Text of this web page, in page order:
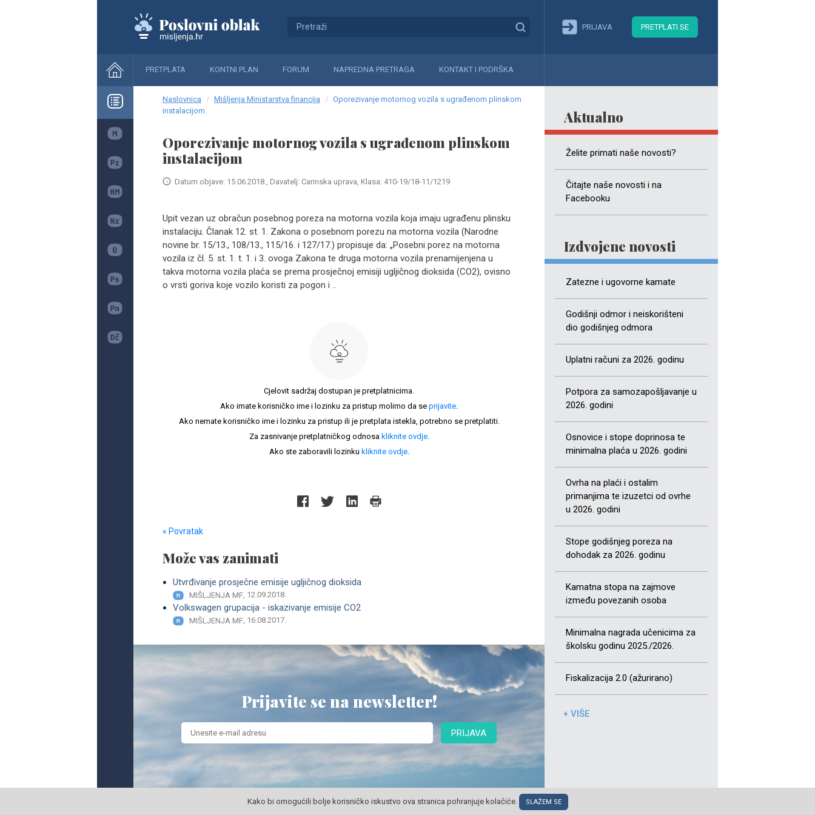
PRIJAVA PRETPLATI SE
PRETPLATA KONTNI PLAN FORUM NAPREDNA PRETRAGA KONTAKT I PODRŠKA
Aktualno
Želite primati naše novosti?
Čitajte naše novosti i na
Facebooku
Izdvojene novosti
Zatezne i ugovorne kamate
Godišnji odmor i neiskorišteni
dio godišnjeg odmora
Uplatni računi za 2026. godinu
Potpora za samozapošljavanje u
2026. godini
Osnovice i stope doprinosa te
minimalna plaća u 2026. godini
Ovrha na plaći i ostalim
primanjima te izuzetci od ovrhe
u 2026. godini
Stope godišnjeg poreza na
dohodak za 2026. godinu
Kamatna stopa na zajmove
između povezanih osoba
Minimalna nagrada učenicima za
školsku godinu 2025./2026.
Fiskalizacija 2.0 (ažurirano)
+ VIŠE
Naslovnica Mišljenja Ministarstva financija
Oporezivanje motornog vozila s ugrađenom plin­skom
instalacijom
Oporezivanje motornog vozila s ugrađenom plin­skom
instalacijom
Datum objave: 15.06.2018., Davatelj: Carinska uprava, Klasa: 410-19/18-11/1219
Upit vezan uz obračun posebnog poreza na motorna vo­zila koja imaju ugrađenu plinsku
instalaciju. Članak 12. st. 1. Zakona o posebnom porezu na motorna vozila (Narodne
novine br. 15/13., 108/13., 115/16. i 127/17.) propisuje da: „Posebni porez na motorna
vozila iz čl. 5. st. 1. t. 1. i 3. ovoga Zakona te druga motorna vozila prenami­jenjena u
takva motorna vozila plaća se prema prosječnoj emisiji ugljičnog dioksida (CO2), ovisno
o vrsti goriva koje vozilo koristi za pogon i ..
Cjelovit sadržaj dostupan je pretplatnicima.
Ako imate korisničko ime i lozinku za pristup molimo da se prijavite.
Ako nemate korisničko ime i lozinku za pristup ili je pretplata istekla, potrebno se pretplatiti.
Za zasnivanje pretplatničkog odnosa kliknite ovdje.
Ako ste zaboravili lozinku kliknite ovdje.
« Povratak
Može vas zanimati
Utvrđivanje prosječne emisije ugljičnog dioksida
MIŠLJENJA MF, 12.09.2018.
Volkswagen grupacija - iskazivanje emisije CO2
MIŠLJENJA MF, 16.08.2017.
Prijavite se na newsletter!
PRIJAVA
© POSLOVNI OBLAK Sva prava pridržana
Kako bi omogućili bolje korisničko iskustvo ova stranica pohranjuje kolačiće. SLAŽEM SE